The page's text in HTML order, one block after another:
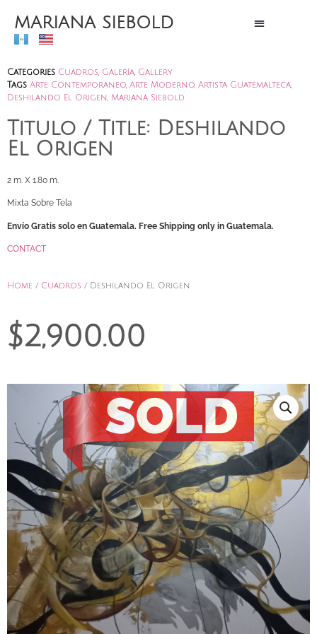
MARIANA SIEBOLD
Categories Cuadros, Galería, Gallery
Tags Arte Contemporaneo, Arte Moderno, Artista Guatemalteca,
Deshilando El Origen, Mariana Siebold
Titulo / Title: Deshilando
El Origen
2 m. X 1.80 m.
Mixta Sobre Tela
Envío Gratis solo en Guatemala. Free Shipping only in Guatemala.
CONTACT
Home / Cuadros / Deshilando El Origen
$2,900.00